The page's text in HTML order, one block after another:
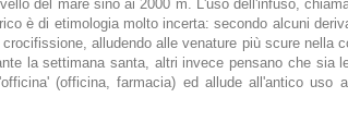
del mare sino ai 2000 m. L'uso dell'infuso,
è di etimologia molto incerta: secondo alcuni
alludendo alle venature più scure nella
la settimana santa, altri invece pensano che sia
(officina, farmacia) ed allude all'antico uso